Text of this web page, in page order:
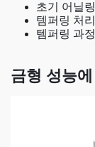
초기 어닐
템퍼링 처
템퍼링 과
금형 성능